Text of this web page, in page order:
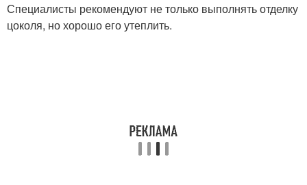
Специалисты рекомендуют не только выполнять отделку
цоколя, но хорошо его утеплить.